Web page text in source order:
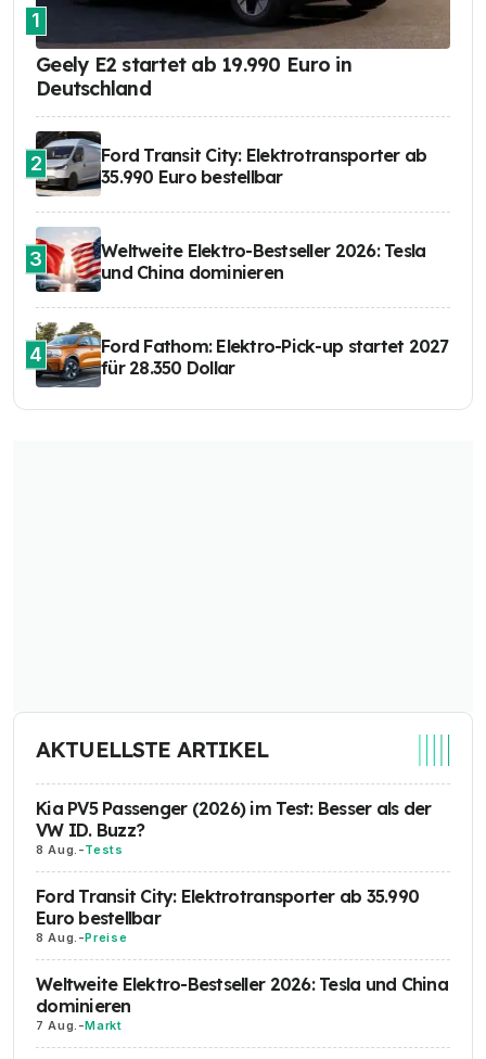
1
Geely E2 startet ab 19.990 Euro in
Deutschland
2
Ford Transit City: Elektrotransporter ab
35.990 Euro bestellbar
3
Weltweite Elektro-Bestseller 2026: Tesla
und China dominieren
4
Ford Fathom: Elektro-Pick-up startet 2027
für 28.350 Dollar
AKTUELLSTE ARTIKEL
Kia PV5 Passenger (2026) im Test: Besser als der
VW ID. Buzz?
8 Aug. -Tests
Ford Transit City: Elektrotransporter ab 35.990
Euro bestellbar
8 Aug. -Preise
Weltweite Elektro-Bestseller 2026: Tesla und China
dominieren
7 Aug. -Markt